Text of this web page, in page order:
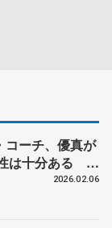
コーチ、優真が
は十分ある
レッシャーや責
2026.02.06